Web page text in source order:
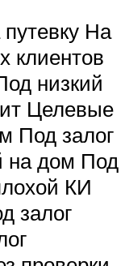
На
клиентов
низкий
Целевые
Под залог
на дом Под
КИ
залог